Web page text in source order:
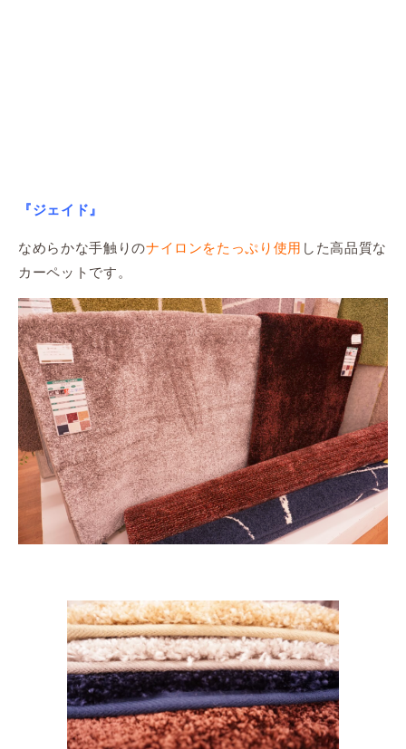
『ジェイド』
なめらかな手触りのナイロンをたっぷり使用 した高品質な
カーペットです。